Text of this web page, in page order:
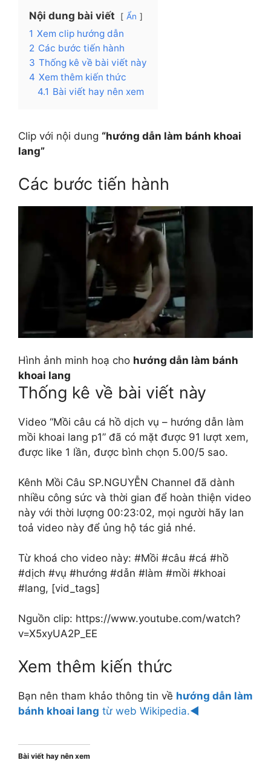
Nội dung bài viết Ẩn
1 Xem clip hướng dẫn
2 Các bước tiến hành
3 Thống kê về bài viết này
4 Xem thêm kiến thức
4.1 Bài viết hay nên xem
Clip với nội dung “hướng dẫn làm bánh khoai
lang”
Các bước tiến hành
Hình ảnh minh hoạ cho hướng dẫn làm bánh
khoai lang
Thống kê về bài viết này
Video “Mồi câu cá hồ dịch vụ – hướng dẫn làm
mồi khoai lang p1” đã có mặt được 91 lượt xem,
được like 1 lần, được bình chọn 5.00/5 sao.
Kênh Mồi Câu SP.NGUYỄN Channel đã dành
nhiều công sức và thời gian để hoàn thiện video
này với thời lượng 00:23:02, mọi người hãy lan
toả video này để ủng hộ tác giả nhé.
Từ khoá cho video này: #Mồi #câu #cá #hồ
#dịch #vụ #hướng #dẫn #làm #mồi #khoai
#lang, [vid_tags]
Nguồn clip: https://www.youtube.com/watch?
v=X5xyUA2P_EE
Xem thêm kiến thức
Bạn nên tham khảo thông tin về hướng dẫn làm
bánh khoai lang từ web Wikipedia.◄
Bài viết hay nên xem